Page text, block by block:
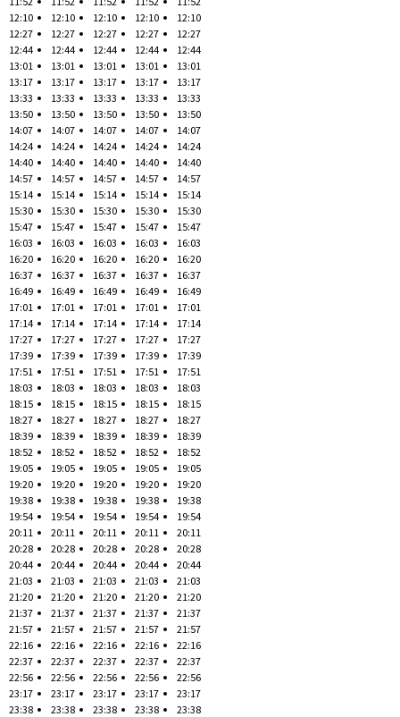
12:10
12:27
12:44
13:01
13:17
13:33
13:50
14:07
14:24
14:40
14:57
15:14
15:30
15:47
16:03
16:20
16:37
16:49
17:01
17:14
17:27
17:39
17:51
18:03
18:15
18:27
18:39
18:52
19:05
19:20
19:38
19:54
20:11
20:28
20:44
21:03
21:20
21:37
21:57
22:16
22:37
22:56
23:17
23:38
12:10
12:27
12:44
13:01
13:17
13:33
13:50
14:07
14:24
14:40
14:57
15:14
15:30
15:47
16:03
16:20
16:37
16:49
17:01
17:14
17:27
17:39
17:51
18:03
18:15
18:27
18:39
18:52
19:05
19:20
19:38
19:54
20:11
20:28
20:44
21:03
21:20
21:37
21:57
22:16
22:37
22:56
23:17
23:38
12:10
12:27
12:44
13:01
13:17
13:33
13:50
14:07
14:24
14:40
14:57
15:14
15:30
15:47
16:03
16:20
16:37
16:49
17:01
17:14
17:27
17:39
17:51
18:03
18:15
18:27
18:39
18:52
19:05
19:20
19:38
19:54
20:11
20:28
20:44
21:03
21:20
21:37
21:57
22:16
22:37
22:56
23:17
23:38
12:10
12:27
12:44
13:01
13:17
13:33
13:50
14:07
14:24
14:40
14:57
15:14
15:30
15:47
16:03
16:20
16:37
16:49
17:01
17:14
17:27
17:39
17:51
18:03
18:15
18:27
18:39
18:52
19:05
19:20
19:38
19:54
20:11
20:28
20:44
21:03
21:20
21:37
21:57
22:16
22:37
22:56
23:17
23:38
12:10
12:27
12:44
13:01
13:17
13:33
13:50
14:07
14:24
14:40
14:57
15:14
15:30
15:47
16:03
16:20
16:37
16:49
17:01
17:14
17:27
17:39
17:51
18:03
18:15
18:27
18:39
18:52
19:05
19:20
19:38
19:54
20:11
20:28
20:44
21:03
21:20
21:37
21:57
22:16
22:37
22:56
23:17
23:38